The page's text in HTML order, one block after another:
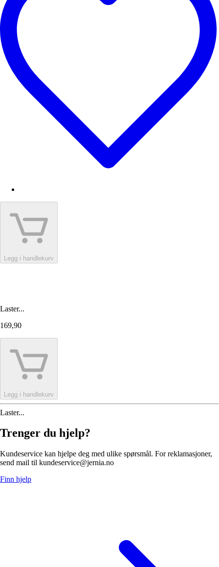
Legg i handlekurv
Laster...
169,90
Legg i handlekurv
Laster...
Trenger du hjelp?
Kundeservice kan hjelpe deg med ulike spørsmål. For reklamasjoner,
send mail til kundeservice@jernia.no
Finn hjelp